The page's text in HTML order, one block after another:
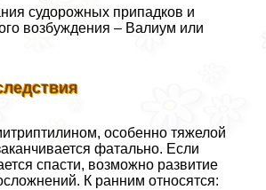
судорожных припадков и
возбуждения – Валиум или
особенно тяжелой
фатально. Если
спасти, возможно развитие
К ранним относятся: